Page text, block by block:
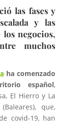
las fases y
y las
negocios,
muchos
ha comenzado
español,
El Hierro y La
que,
covid-19, han